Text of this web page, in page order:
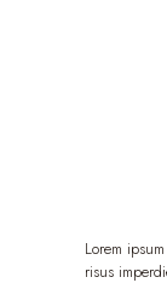
Lorem
risus